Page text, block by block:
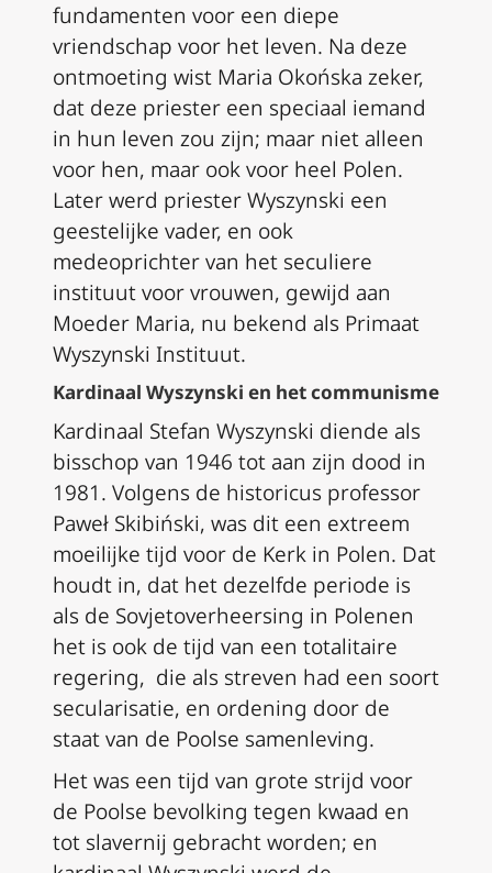
fundamenten voor een diepe
vriendschap voor het leven. Na deze
ontmoeting wist Maria Okońska zeker,
dat deze priester een speciaal iemand
in hun leven zou zijn; maar niet alleen
voor hen, maar ook voor heel Polen.
Later werd priester Wyszynski een
geestelijke vader, en ook
medeoprichter van het seculiere
instituut voor vrouwen, gewijd aan
Moeder Maria, nu bekend als Primaat
Wyszynski Instituut.
Kardinaal Wyszynski en het communisme
Kardinaal Stefan Wyszynski diende als
bisschop van 1946 tot aan zijn dood in
1981. Volgens de historicus professor
Paweł Skibiński, was dit een extreem
moeilijke tijd voor de Kerk in Polen. Dat
houdt in, dat het dezelfde periode is
als de Sovjetoverheersing in Polenen
het is ook de tijd van een totalitaire
regering, die als streven had een soort
secularisatie, en ordening door de
staat van de Poolse samenleving.
Het was een tijd van grote strijd voor
de Poolse bevolking tegen kwaad en
tot slavernij gebracht worden; en